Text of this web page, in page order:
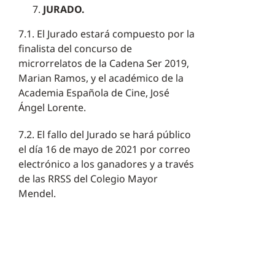
JURADO.
7.1. El Jurado estará compuesto por la
finalista del concurso de
microrrelatos de la Cadena Ser 2019,
Marian Ramos, y el académico de la
Academia Española de Cine, José
Ángel Lorente.
7.2. El fallo del Jurado se hará público
el día 16 de mayo de 2021 por correo
electrónico a los ganadores y a través
de las RRSS del Colegio Mayor
Mendel.